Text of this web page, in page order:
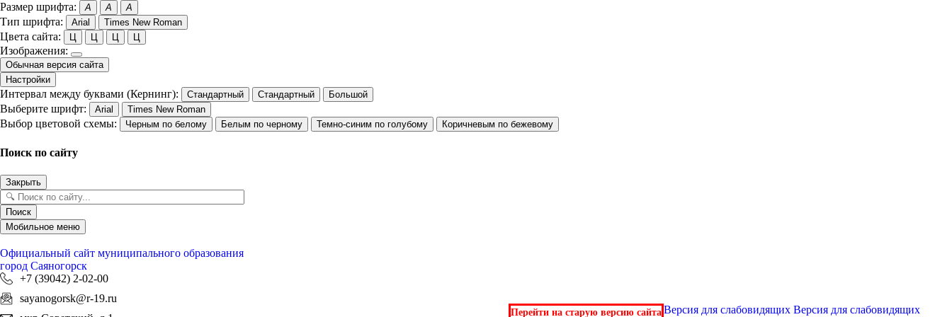
Размер шрифта: A A A
Тип шрифта: Arial Times New Roman
Цвета сайта: Ц Ц Ц Ц
Изображения:
Обычная версия сайта
Настройки
Интервал между буквами (Кернинг): Стандартный Стандартный Большой
Выберите шрифт: Arial Times New Roman
Выбор цветовой схемы: Черным по белому Белым по черному Темно-синим по голубому Коричневым по бежевому
Поиск по сайту
Закрыть
Поиск
Мобильное меню
Официальный сайт муниципального образования
город Саяногорск
+7 (39042) 2-02-00
sayanogorsk@r-19.ru
Перейти на старую версию сайта Версия для слабовидящихВерсия для слабовидящих